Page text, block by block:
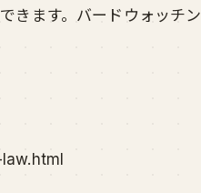
きます。バードウォッチン